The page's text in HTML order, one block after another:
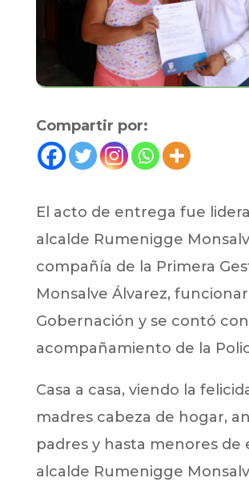
Compartir por:
El acto de entrega fue
alcalde Rumenigge
compañía de la Primera
Monsalve Álvarez,
Gobernación y se contó
acompañamiento de la
Casa a casa, viendo la
madres cabeza de hogar,
padres y hasta menores de
alcalde Rumenigge